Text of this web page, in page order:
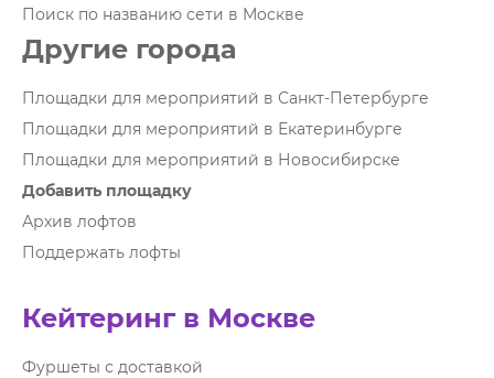
Поиск по названию сети в Москве
Другие города
Площадки для мероприятий в Санкт-Петербурге
Площадки для мероприятий в Екатеринбурге
Площадки для мероприятий в Новосибирске
Добавить площадку
Архив лофтов
Поддержать лофты
Кейтеринг в Москве
Фуршеты с доставкой